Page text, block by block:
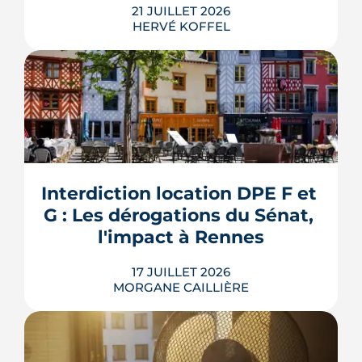
21 JUILLET 2026
HERVÉ KOFFEL
Louer, c'est aussi assurer. Entre
l'obligation légale, les garanties utiles
et les options commerciales, ce guide
bien sans payer pour rien.
LIRE L'ARTICLE
Interdiction location DPE F et
G : Les dérogations du Sénat,
l'impact à Rennes
17 JUILLET 2026
MORGANE CAILLIÈRE